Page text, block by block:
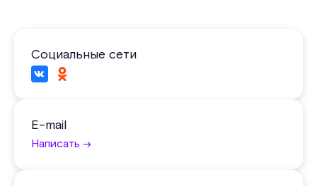
Социальные сети
E-mail
Написать